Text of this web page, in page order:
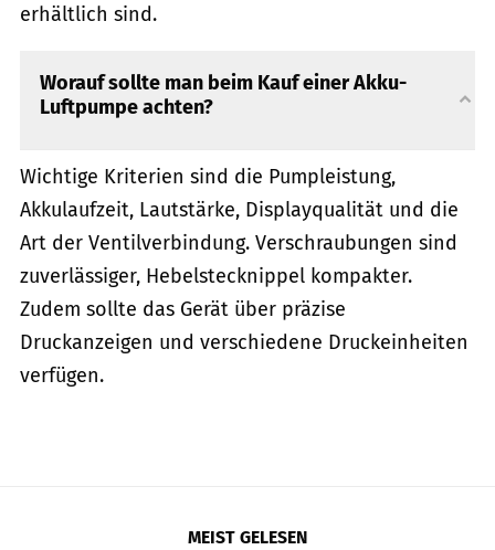
erhältlich sind.
Worauf sollte man beim Kauf einer Akku-
Luftpumpe achten?
Wichtige Kriterien sind die Pumpleistung,
Akkulaufzeit, Lautstärke, Displayqualität und die
Art der Ventilverbindung. Verschraubungen sind
zuverlässiger, Hebelstecknippel kompakter.
Zudem sollte das Gerät über präzise
Druckanzeigen und verschiedene Druckeinheiten
verfügen.
MEIST GELESEN